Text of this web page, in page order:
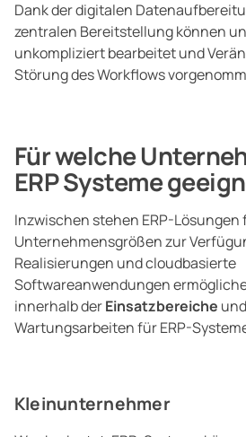
Dank der digitalen
zentralen Bereitstellung können
unkompliziert bearbeitet und
Störung des Workflows
Für welche
ERP Systeme
Inzwischen stehen ERP-Lösungen
Unternehmensgrößen zur
Realisierungen und cloudbasierte
Softwareanwendungen
innerhalbderEinsatzbereiche
Wartungsarbeiten für ERP-
Kleinunternehmer